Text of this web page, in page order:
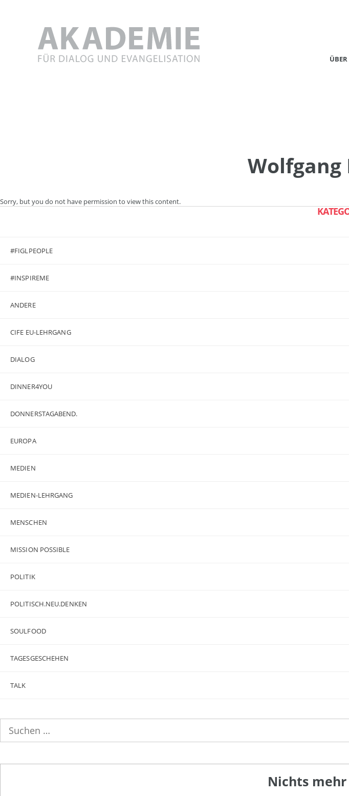
Wolfgang
Sorry, but you do not have permission to view this content.
#FIGLPEOPLE
#INSPIREME
ANDERE
CIFE EU-LEHRGANG
DIALOG
DINNER4YOU
DONNERSTAGABEND.
EUROPA
MEDIEN
MEDIEN-LEHRGANG
MENSCHEN
MISSION POSSIBLE
POLITIK
POLITISCH.NEU.DENKEN
SOULFOOD
TAGESGESCHEHEN
TALK
nach:
Nichts mehr